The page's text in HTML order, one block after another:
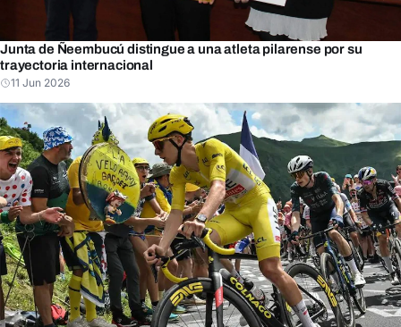
Junta de Ñeembucú distingue a una atleta pilarense por su
trayectoria internacional
11 Jun 2026